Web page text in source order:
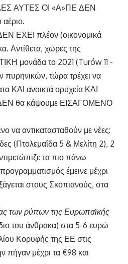
ΑΥΤΕΣ ΟΙ «Α»ΠΕ ΔΕΝ
ΕΧΕΙ πλέον (οικονομικά
Αντίθετα, χώρες της
μονάδα το 2021 (Turów 11 -
πυρηνικών, τώρα τρέχει να
ΚΑΙ ανοικτά ορυχεία ΚΑΙ
ΔΕΝ θα κάψουμε ΕΙΣΑΓΟΜΕΝΟ
να αντικατασταθούν με νέες:
(Πτολεμαΐδα 5 & Μελίτη 2), 2
τα πιο πάνω
έμεινε μέχρι
στους Σκοπιανούς, στα
των ρύπων της Ευρωπαϊκής
του άνθρακα) στα 5-6 ευρώ
Κορυφής της ΕΕ στις
πήγαν μέχρι τα €98 και